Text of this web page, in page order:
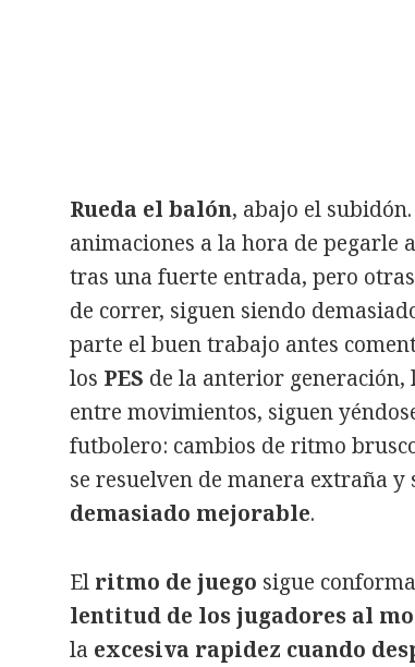
Rueda el balón, abajo el
animaciones a la hora de
tras una fuerte entrada, pero
de correr, siguen siendo
parte el buen trabajo antes
los PES de la anterior generación,
entre movimientos, siguen
futbolero: cambios de ritmo
se resuelven de manera extraña
demasiado mejorable.
El ritmo de juego sigue
lentitud de los jugadores al
la excesiva rapidez cuando